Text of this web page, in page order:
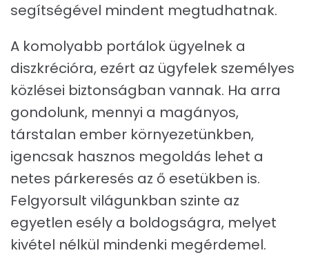
segítségével mindent megtudhatnak.
A komolyabb portálok ügyelnek a
diszkrécióra, ezért az ügyfelek személyes
közlései biztonságban vannak. Ha arra
gondolunk, mennyi a magányos,
társtalan ember környezetünkben,
igencsak hasznos megoldás lehet a
netes párkeresés az ő esetükben is.
Felgyorsult világunkban szinte az
egyetlen esély a boldogságra, melyet
kivétel nélkül mindenki megérdemel.